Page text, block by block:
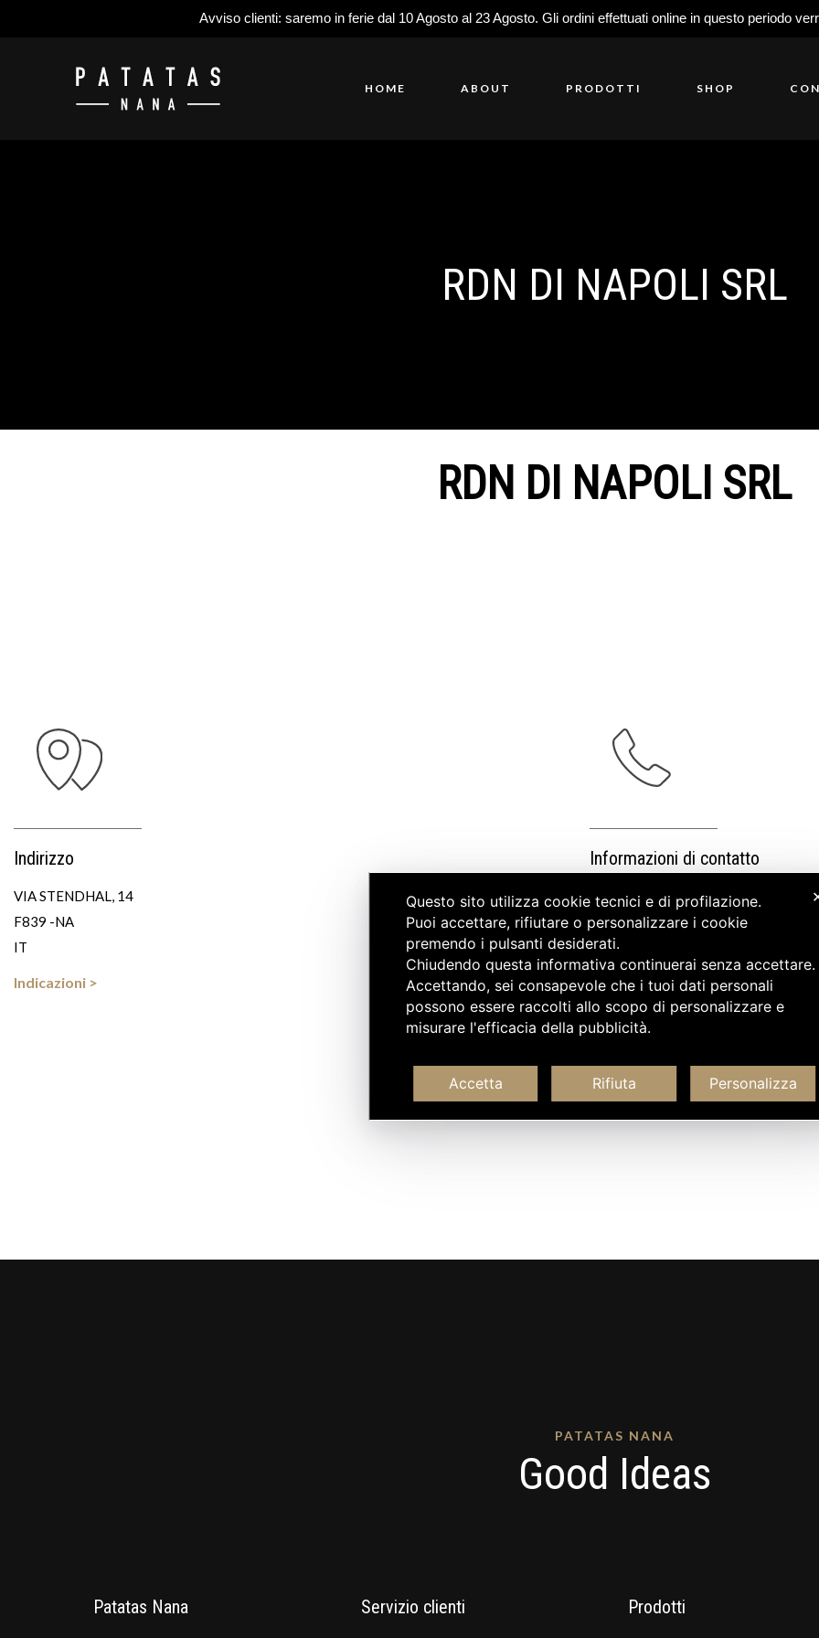
Avviso clienti: saremo in ferie dal 10 Agosto al 23 Agosto. Gli ordini effettuati online in questo periodo
HOME ABOUT PRODOTTI SHOP
RDN DI NAPOLI SRL
RDN DI NAPOLI SRL
Indirizzo
VIA STENDHAL, 14
F839 -NA
IT
Indicazioni >
Informazioni di contatto
Questo sito utilizza cookie tecnici e di profilazione.
Puoi accettare, rifiutare o personalizzare i cookie
premendo i pulsanti desiderati.
Chiudendo questa informativa continuerai senza
Accettando, sei consapevole che i tuoi dati personali
possono essere raccolti allo scopo di personalizzare e
misurare l'efficacia della pubblicità.
Accetta Rifiuta Personalizza
PATATAS NANA
Good Ideas
Patatas Nana Servizio clienti Prodotti